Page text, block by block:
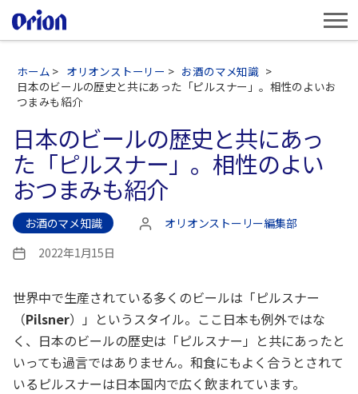
ホーム > オリオンストーリー > お酒のマメ知識 >
日本のビールの歴史と共にあった「ピルスナー」。相性のよいお
つまみも紹介
日本のビールの歴史と共にあっ
た「ピルスナー」。相性のよい
おつまみも紹介
お酒のマメ知識
投
オリオンストーリー編集部
投
2022年1月15日
世界中で生産されている多くのビールは「ピルスナー
（Pilsner）」というスタイル。ここ日本も例外ではな
く、日本のビールの歴史は「ピルスナー」と共にあったと
いっても過言ではありません。和食にもよく合うとされて
いるピルスナーは日本国内で広く飲まれています。